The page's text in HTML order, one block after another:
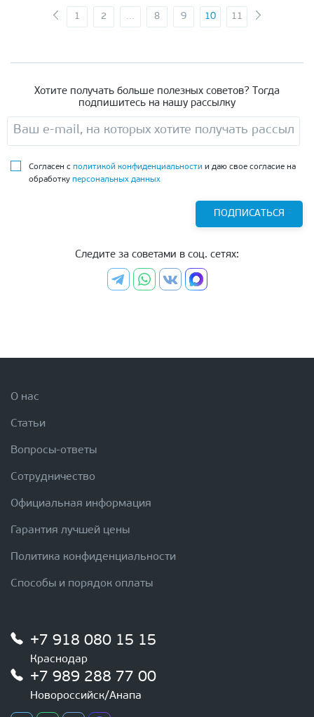
1 2 ... 8 9 10 11
Хотите получать больше полезных советов? Тогда
подпишитесь на нашу рассылку
Согласен с политикой конфиденциальности и даю свое согласие на
обработку персональных данных
ПОДПИСАТЬСЯ
Следите за советами в соц. сетях:
О нас
Статьи
Вопросы-ответы
Сотрудничество
Официальная информация
Гарантия лучшей цены
Политика конфиденциальности
Способы и порядок оплаты
+7 918 080 15 15
Краснодар
+7 989 288 77 00
Новороссийск/Анапа